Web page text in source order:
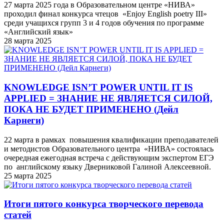
27 марта 2025 года в Образовательном центре «НИВА»
проходил финал конкурса чтецов «Enjoy English poetry III»
среди учащихся групп 3 и 4 годов обучения по программе
«Английский язык»
28 марта 2025
KNOWLEDGE ISN’T POWER UNTIL IT IS
APPLIED = ЗНАНИЕ НЕ ЯВЛЯЕТСЯ СИЛОЙ,
ПОКА НЕ БУДЕТ ПРИМЕНЕНО (Дейл
Карнеги)
22 марта в рамках повышения квалификации преподавателей
и методистов Образовательного центра «НИВА» состоялась
очередная ежегодная встреча с действующим экспертом ЕГЭ
по английскому языку Дверниковой Галиной Алексеевной.
25 марта 2025
Итоги пятого конкурса творческого перевода
статей